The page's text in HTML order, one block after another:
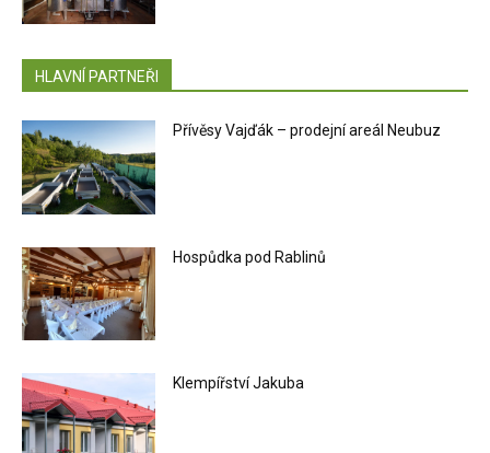
HLAVNÍ PARTNEŘI
Přívěsy Vajďák – prodejní areál Neubuz
Hospůdka pod Rablinů
Klempířství Jakuba